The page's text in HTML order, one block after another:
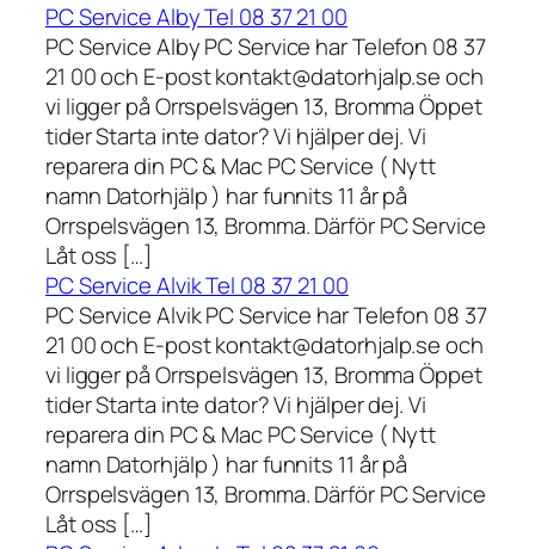
PC Service Alby Tel 08 37 21 00
PC Service Alby PC Service har Telefon 08 37
21 00 och E-post kontakt@datorhjalp.se och
vi ligger på Orrspelsvägen 13, Bromma Öppet
tider Starta inte dator? Vi hjälper dej. Vi
reparera din PC & Mac PC Service ( Nytt
namn Datorhjälp ) har funnits 11 år på
Orrspelsvägen 13, Bromma. Därför PC Service
Låt oss […]
PC Service Alvik Tel 08 37 21 00
PC Service Alvik PC Service har Telefon 08 37
21 00 och E-post kontakt@datorhjalp.se och
vi ligger på Orrspelsvägen 13, Bromma Öppet
tider Starta inte dator? Vi hjälper dej. Vi
reparera din PC & Mac PC Service ( Nytt
namn Datorhjälp ) har funnits 11 år på
Orrspelsvägen 13, Bromma. Därför PC Service
Låt oss […]